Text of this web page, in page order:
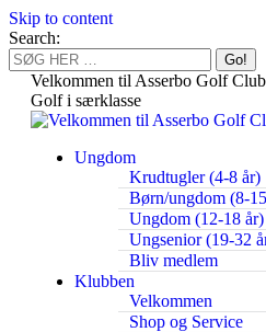
Skip to content
Search:
Velkommen til Asserbo Golf Club
Golf i særklasse
Ungdom
Krudtugler (4-8 år)
Børn/ungdom (8-
Ungdom (12-18 år)
Ungsenior (19-32
Bliv medlem
Klubben
Velkommen
Shop og Service